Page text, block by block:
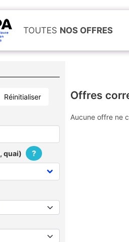
TOUTES NOS OFFRES
Réinitialiser
quai) ?
Offres
Aucune offre ne